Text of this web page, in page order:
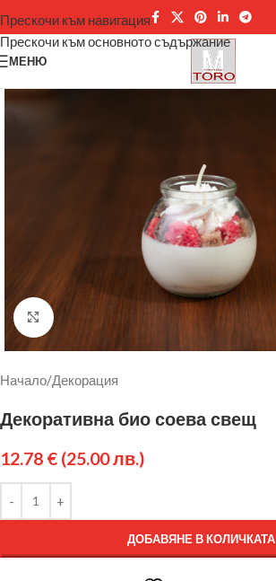
Прескочи към навигация
Прескочи към основното съдържание
МЕНЮ
Щракнете за уголемяване
Начало/Декорация
Декоративна био соева свещ
12.78 € (25.00 лв.)
ДОБАВЯНЕ В КОЛИЧКАТА